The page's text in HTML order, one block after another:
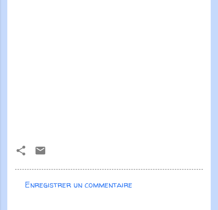
C
Enregistrer un commentaire